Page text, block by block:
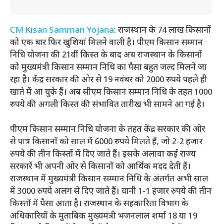
CM Kisan Samman Yojana: राजस्थान के 74 लाख किसानों
को एक बार फिर खुशियां मिलने वाली है। पीएम किसान सम्मान
निधि योजना की 21वीं किस्त के बाद अब राजस्थान के किसानों
को मुख्यमंत्री किसान सम्मान निधि का पैसा बहुत जल्द मिलने जा
रहा है। केंद्र सरकार की ओर से 19 नवंबर को 2000 रुपये पहले ही
खाते में आ चुके हैं। अब सीएम किसान सम्मान निधि के तहत 1000
रुपये की अगली किस्त की संभावित तारीख भी सामने आ गई है।
पीएम किसान सम्मान निधि योजना के तहत केंद्र सरकार की ओर
से पात्र किसानों को साल में 6000 रुपये मिलते हैं, जो 2-2 हजार
रुपये की तीन किस्तों में दिए जाते हैं। इसके अलावा कई राज्य
सरकारें भी अपनी ओर से किसानों को आर्थिक मदद देती हैं।
राजस्थान में मुख्यमंत्री किसान सम्मान निधि के अंतर्गत अभी साल
में 3000 रुपये अलग से दिए जाते हैं। यानी 1-1 हजार रुपये की तीन
किस्तों में पैसा आता है। राजस्थान के सहकारिता विभाग के
अधिकारियों के मुताबिक मुख्यमंत्री भजनलाल शर्मा 18 या 19